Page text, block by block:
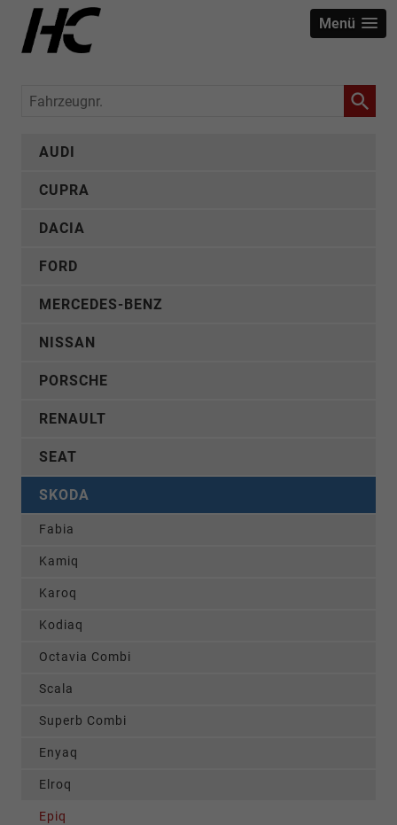
Menü
Fahrzeugnr.
AUDI
CUPRA
DACIA
FORD
MERCEDES-BENZ
NISSAN
PORSCHE
RENAULT
SEAT
SKODA
Fabia
Kamiq
Karoq
Kodiaq
Octavia Combi
Scala
Superb Combi
Enyaq
Elroq
Epiq